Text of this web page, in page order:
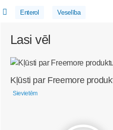
Enterol Veselība
Lasi vēl
Kļūsti par Freemore
Sievietēm